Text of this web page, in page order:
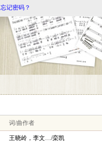
忘记密码？
词/曲作者
王晓岭，李文…/栾凯